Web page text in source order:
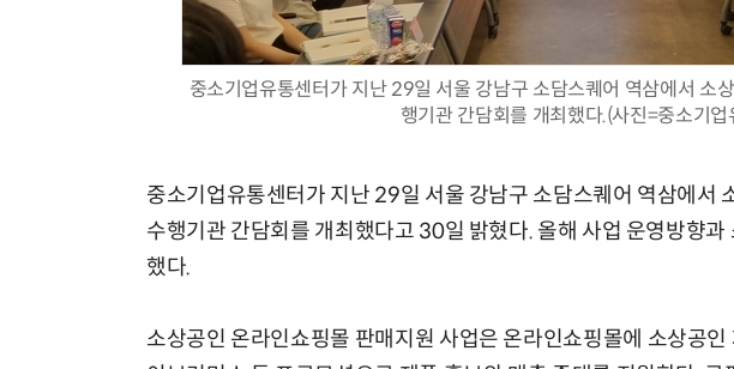
중소기업유통센터가 지난 29일 서울 강남구 소담스퀘어 역삼에서 소
행기관 간담회를 개최했다.(사진=중소기업
중소기업유통센터가 지난 29일 서울 강남구 소담스퀘어 역삼에서
수행기관 간담회를 개최했다고 30일 밝혔다. 올해 사업 운영방향과
했다.
소상공인 온라인쇼핑몰 판매지원 사업은 온라인쇼핑몰에 소상공